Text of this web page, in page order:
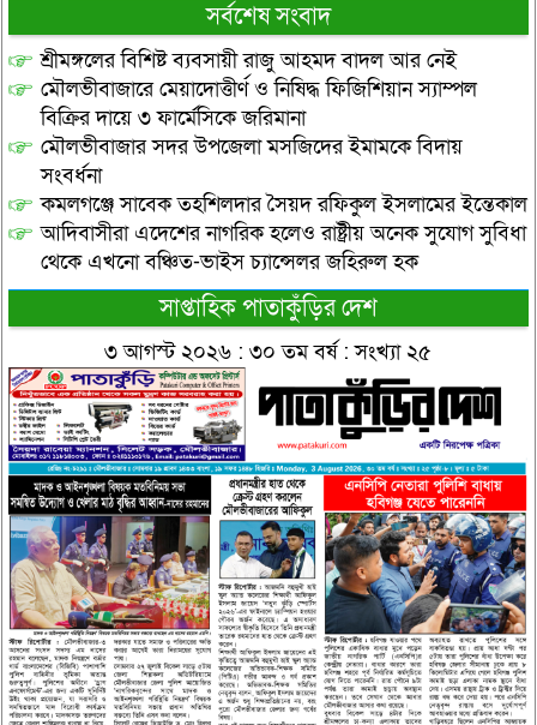
সর্বশেষ সংবাদ
শ্রীমঙ্গলের বিশিষ্ট ব্যবসায়ী রাজু আহমদ বাদল আর নেই
মৌলভীবাজারে মেয়াদোত্তীর্ণ ও নিষিদ্ধ ফিজিশিয়ান স্যাম্পল
বিক্রির দায়ে ৩ ফার্মেসিকে জরিমানা
মৌলভীবাজার সদর উপজেলা মসজিদের ইমামকে বিদায়
সংবর্ধনা
কমলগঞ্জে সাবেক তহশিলদার সৈয়দ রফিকুল ইসলামের ইন্তেকাল
আদিবাসীরা এদেশের নাগরিক হলেও রাষ্ট্রীয় অনেক সুযোগ সুবিধা
থেকে এখনো বঞ্চিত-ভাইস চ্যান্সেলর জহিরুল হক
সাপ্তাহিক পাতাকুঁড়ির দেশ
৩ আগস্ট ২০২৬ : ৩০ তম বর্ষ : সংখ্যা ২৫